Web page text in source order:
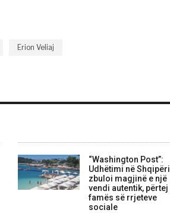
Erion Veliaj
“Washington Post”:
Udhëtimi në
zbuloi magjinë e një
vendi autentik, përtej
famës së rrjeteve
sociale